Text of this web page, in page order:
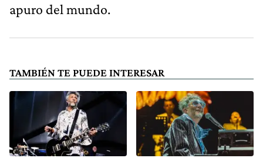
apuro del mundo.
TAMBIÉN TE PUEDE INTERESAR